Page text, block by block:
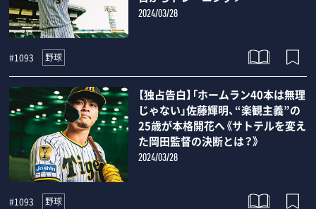
2024/03/28
#1093 野球
【独占告白】「ホームラン40本は無理
じゃない」佐藤輝明、“楽観主義”の
25歳が本格開花へ《サトテルを変え
た岡田監督の決断とは？》
2024/03/28
#1093 野球